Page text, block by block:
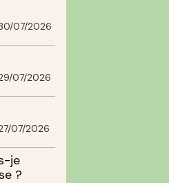
07/2026
07/2026
07/2026
je
?